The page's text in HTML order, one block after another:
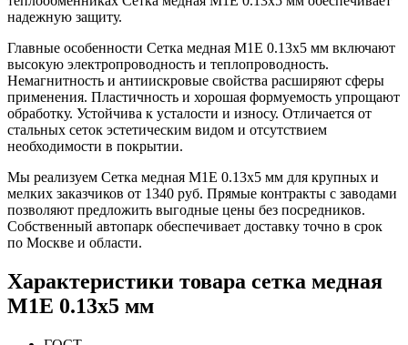
надежную защиту.
Главные особенности Сетка медная М1Е 0.13х5 мм включают
высокую электропроводность и теплопроводность.
Немагнитность и антиискровые свойства расширяют сферы
применения. Пластичность и хорошая формуемость упрощают
обработку. Устойчива к усталости и износу. Отличается от
стальных сеток эстетическим видом и отсутствием
необходимости в покрытии.
Мы реализуем Сетка медная М1Е 0.13х5 мм для крупных и
мелких заказчиков от 1340 руб. Прямые контракты с заводами
позволяют предложить выгодные цены без посредников.
Собственный автопарк обеспечивает доставку точно в срок
по Москве и области.
Характеристики товара сетка медная
М1Е 0.13х5 мм